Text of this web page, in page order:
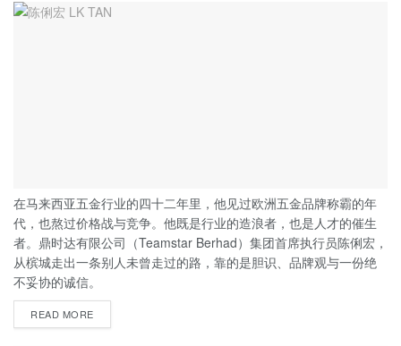
在马来西亚五金行业的四十二年里，他见过欧洲五金品牌称霸的年
代，也熬过价格战与竞争。他既是行业的造浪者，也是人才的催生
者。鼎时达有限公司（Teamstar Berhad）集团首席执行员陈俐宏，
从槟城走出一条别人未曾走过的路，靠的是胆识、品牌观与一份绝
不妥协的诚信。
READ MORE